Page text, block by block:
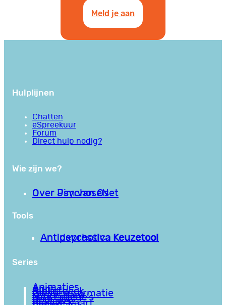
Meld je aan
Hulplijnen
Chatten
eSpreekuur
Forum
Direct hulp nodig?
Wie zijn we?
Over PsychoseNet
Over Jim van Os
Tools
Antipsychotica Keuzetool
Antidepressiva Keuzetool
Series
Animaties
Apps
Bibliotheek
Goede informatie
Kennisbank
Mini college’s
Podcasts
Reviews